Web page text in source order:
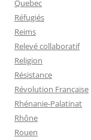
Quebec
Réfugiés
Reims
Relevé collaboratif
Religion
Résistance
Révolution Française
Rhénanie-Palatinat
Rhône
Rouen